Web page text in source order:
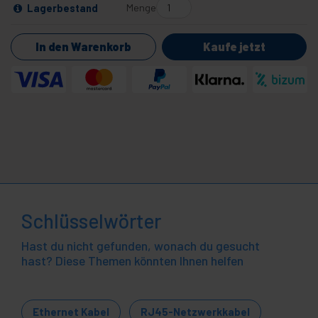
Lagerbestand Menge
In den Warenkorb Kaufe jetzt
Schlüsselwörter
Hast du nicht gefunden, wonach du gesucht
hast? Diese Themen könnten Ihnen helfen
Ethernet Kabel RJ45-Netzwerkkabel